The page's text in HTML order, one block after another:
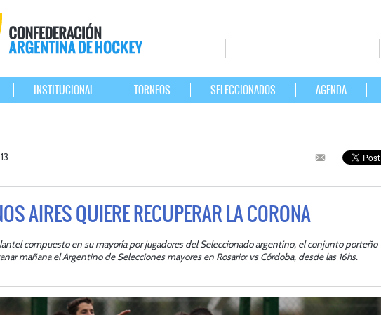
INSTITUCIONAL TORNEOS SELECCIONADOS AGENDA
AIRES QUIERE RECUPERAR LA CORONA
compuesto en su mayoría por jugadores del Seleccionado argentino, el conjunto porteño
mañana el Argentino de Selecciones mayores en Rosario: vs Córdoba, desde las 16hs.